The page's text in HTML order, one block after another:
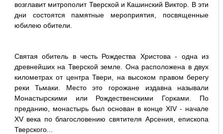
возглавит митрополит Тверской и Кашинский Виктор. В эти
дни состоятся памятные мероприятия, посвященные
юбилею обители.
Святая обитель в честь Рождества Христова - одна из
древнейших на Тверской земле. Она расположена в двух
километрах от центра Твери, на высоком правом берегу
реки Тьмаки. Место это горожане издавна называли
Монастырскими или Рождественскими Горками. По
преданию, монастырь был основан в конце XIV - начале
XV века по благословению святителя Арсения, епископа
Тверского...